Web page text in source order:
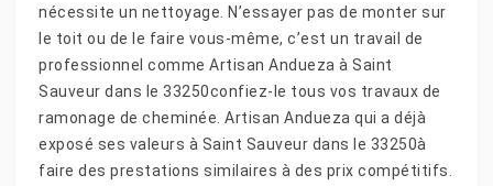
nécessite un nettoyage. N’essayer pas de monter sur
le toit ou de le faire vous-même, c’est un travail de
professionnel comme Artisan Andueza à Saint
Sauveur dans le 33250confiez-le tous vos travaux de
ramonage de cheminée. Artisan Andueza qui a déjà
exposé ses valeurs à Saint Sauveur dans le 33250à
faire des prestations similaires à des prix compétitifs.